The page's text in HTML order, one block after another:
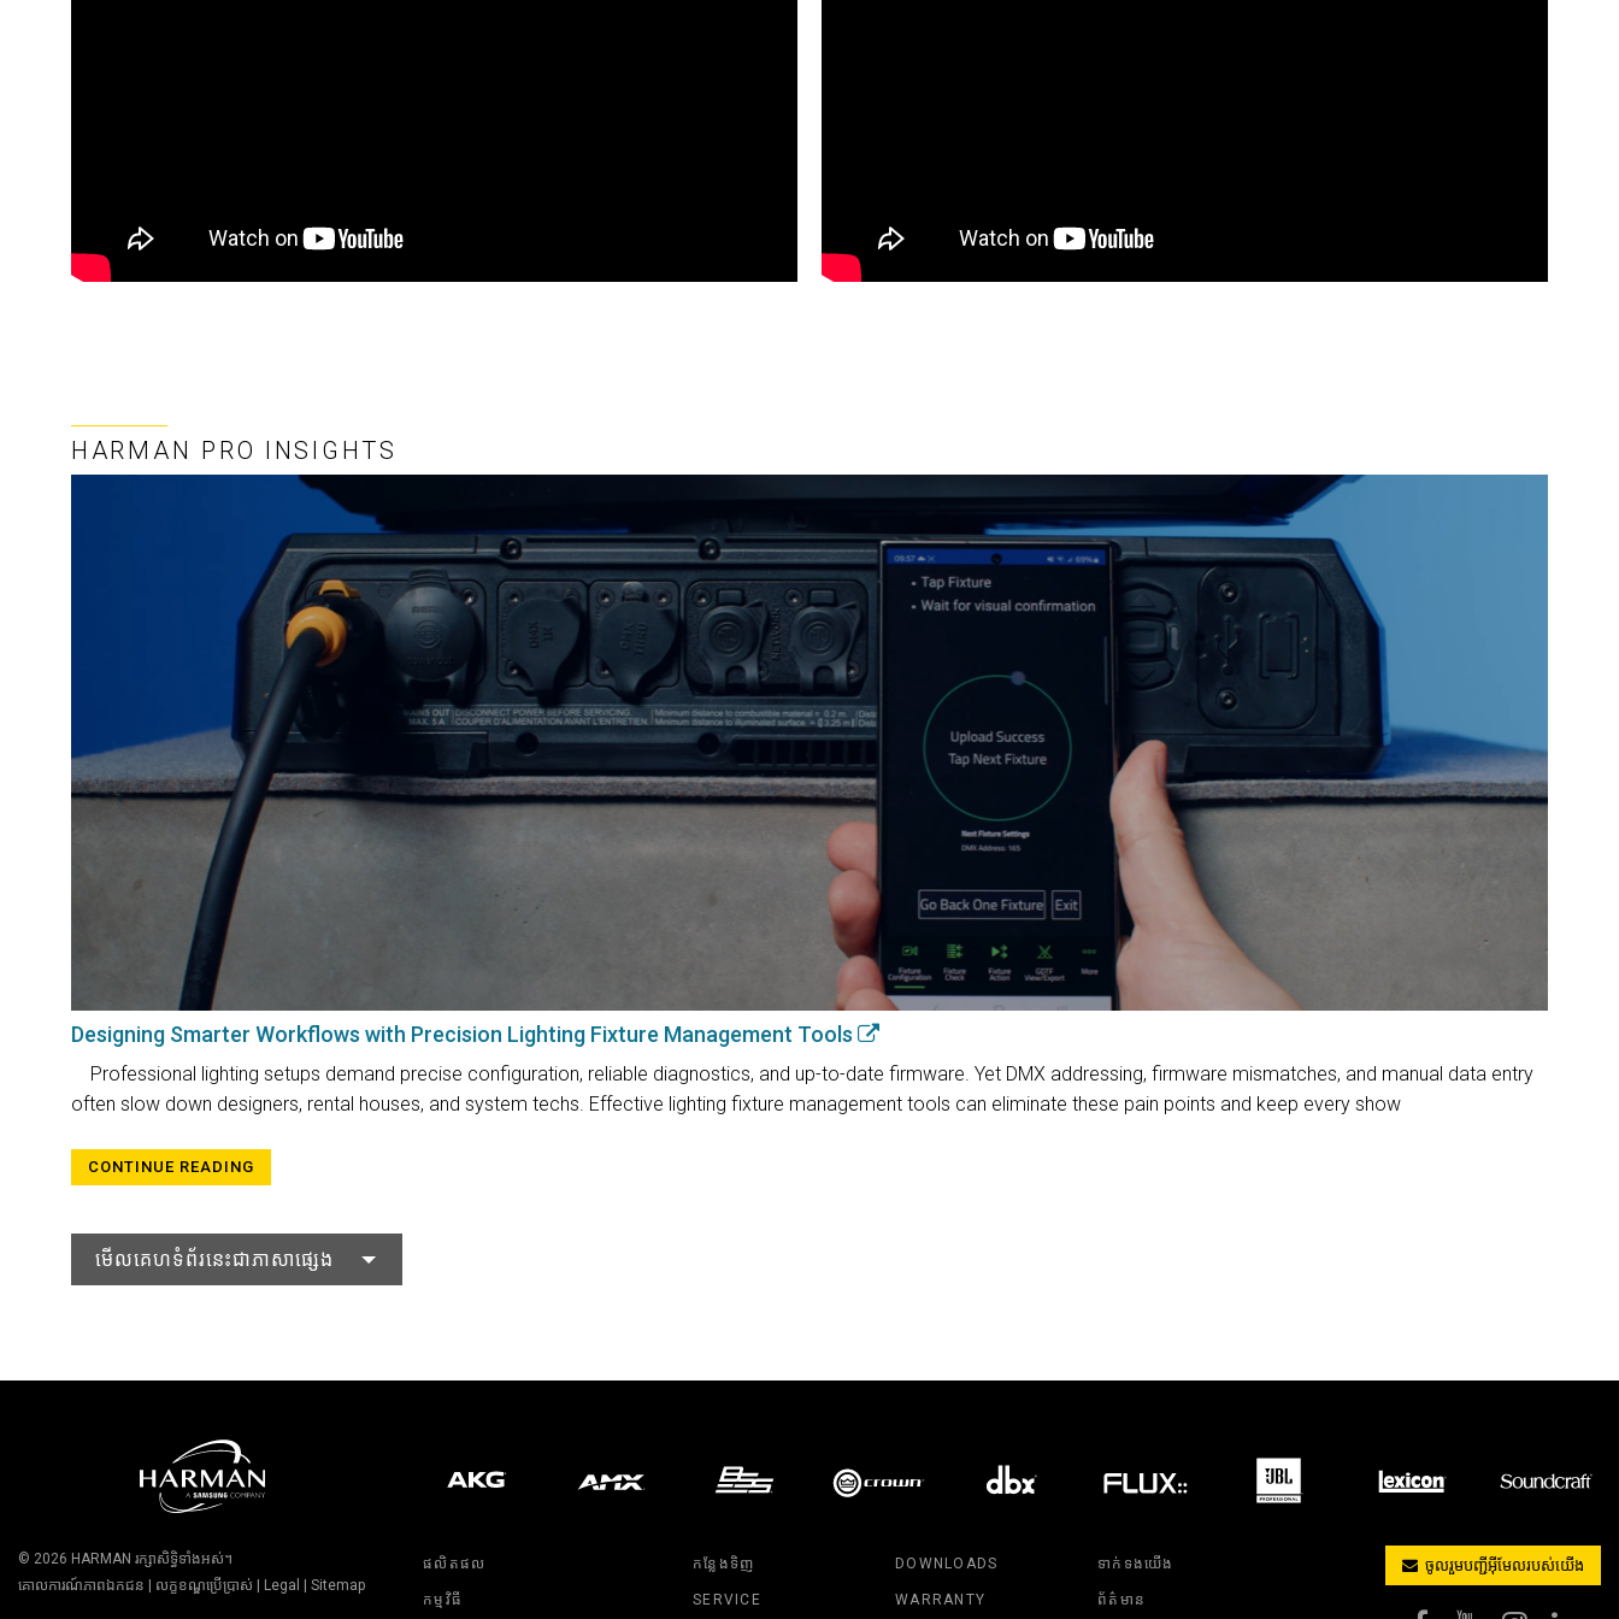
HARMAN PRO INSIGHTS
Designing Smarter Workflows with Precision Lighting Fixture Management Tools
Professional lighting setups demand precise configuration, reliable diagnostics, and up-to-date firmware. Yet DMX addressing, firmware mismatches, and manual data entry
often slow down designers, rental houses, and system techs. Effective lighting fixture management tools can eliminate these pain points and keep every show
CONTINUE READING
មើលគេហទំព័រនេះជាភាសាផ្សេង
ផលិតផល
កម្មវិធី
កន្លែងទិញ
SERVICE
DOWNLOADS
WARRANTY
ទាក់ទងយើង
ព័ត៌មាន
© 2026 HARMAN រក្សាសិទ្ធិទាំងអស់។
គោលការណ៍ភាពឯកជន
លក្ខខណ្ឌប្រើប្រាស់ Legal Sitemap
ចូលរួមបញ្ជីអ៊ីមែលរបស់យើង